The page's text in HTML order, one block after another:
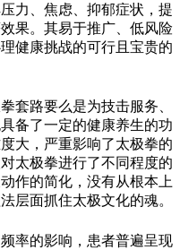
力、焦虑、抑郁症状，提
果。 其易于推广、低风险
健康挑战的可行且宝贵的
套路要么是为技击服务、
备了一定的健康养生的功
大，严重影响了太极拳的
太极拳进行了不同程度的
作的简化，没有从根本上
层面抓住太极文化的魂。
率的影响，患者普遍呈现